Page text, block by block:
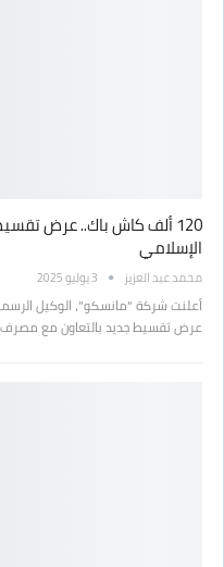
120 ألف كاش باك.. عرض
الإسلامي
محمد عبد العزيز 3 يوليو 2025
أعلنت شركة “مانسكو”، الوكيل
عرض تقسيط جديد بالتعاون مع